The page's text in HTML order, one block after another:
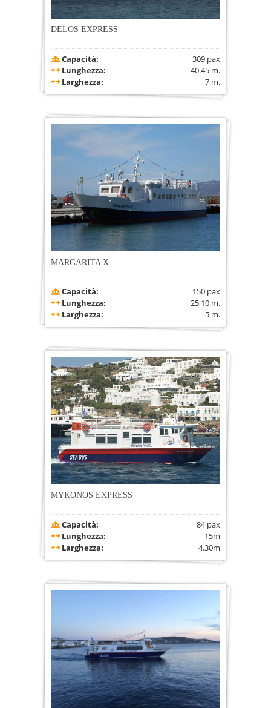
DELOS EXPRESS
Capacità:
309 pax
Lunghezza:
40.45 m.
Larghezza:
7 m.
MARGARITA X
Capacità:
150 pax
Lunghezza:
25,10 m.
Larghezza:
5 m.
MYKONOS EXPRESS
Capacità:
84 pax
Lunghezza:
15m
Larghezza:
4.30m